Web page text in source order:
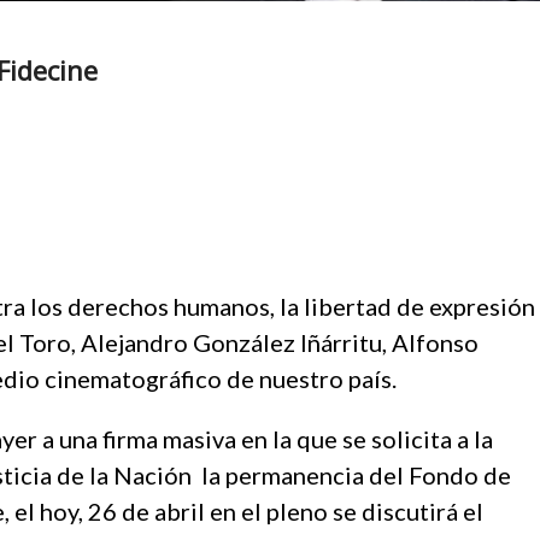
los derechos humanos, la libertad de expresión
Toro, Alejandro González Iñárritu, Alfonso
cinematográfico de nuestro país.
a una firma masiva en la que se solicita a la
de la Nación la permanencia del Fondo de
el hoy, 26 de abril en el pleno se discutirá el